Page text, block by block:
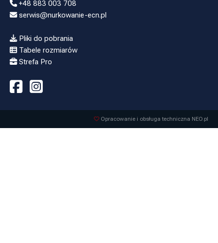
+48 883 003 708
serwis@nurkowanie-ecn.pl
Pliki do pobrania
Tabele rozmiarów
Strefa Pro
Opracowanie i obsługa techniczna NEO.pl